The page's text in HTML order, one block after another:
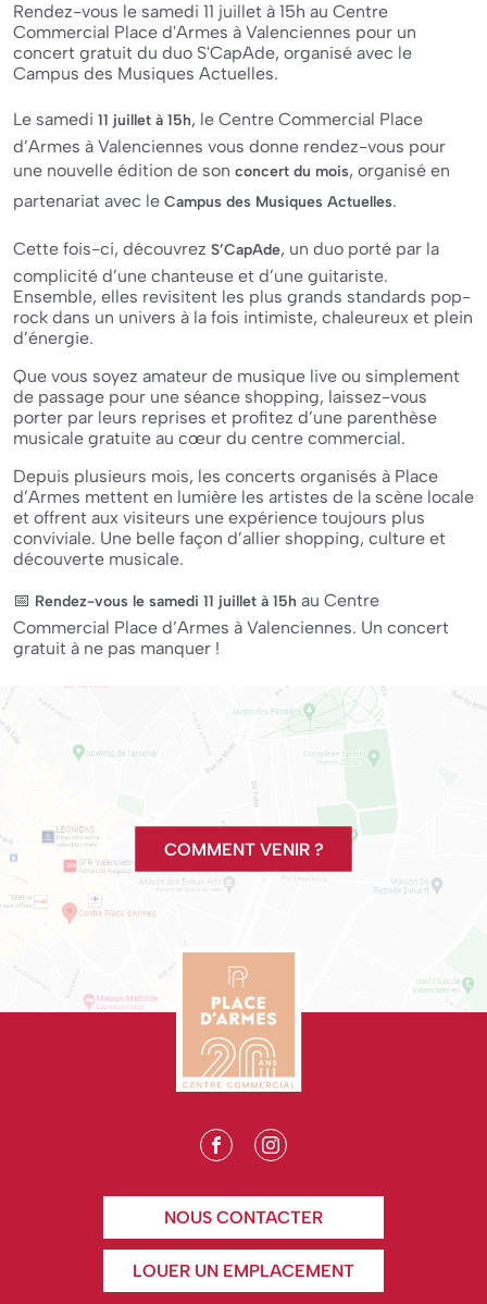
Rendez-vous le samedi 11 juillet à 15h au Centre
Commercial Place d'Armes à Valenciennes pour un
concert gratuit du duo S'CapAde, organisé avec le
Campus des Musiques Actuelles.
Le samedi 11 juillet à 15h, le Centre Commercial Place
d’Armes à Valenciennes vous donne rendez-vous pour
une nouvelle édition de son concert du mois, organisé en
partenariat avec le Campus des Musiques Actuelles.
Cette fois-ci, découvrez S’CapAde, un duo porté par la
complicité d’une chanteuse et d’une guitariste.
Ensemble, elles revisitent les plus grands standards pop-
rock dans un univers à la fois intimiste, chaleureux et plein
d’énergie.
Que vous soyez amateur de musique live ou simplement
de passage pour une séance shopping, laissez-vous
porter par leurs reprises et profitez d’une parenthèse
musicale gratuite au cœur du centre commercial.
Depuis plusieurs mois, les concerts organisés à Place
d’Armes mettent en lumière les artistes de la scène locale
et offrent aux visiteurs une expérience toujours plus
conviviale. Une belle façon d’allier shopping, culture et
découverte musicale.
📅 Rendez-vous le samedi 11 juillet à 15h au Centre
Commercial Place d’Armes à Valenciennes. Un concert
gratuit à ne pas manquer !
COMMENT VENIR ?
NOUS CONTACTER
LOUER UN EMPLACEMENT